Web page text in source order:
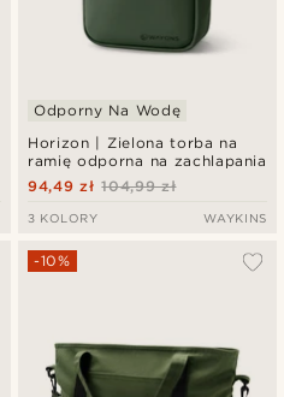
Horizon | Zielona torba na
ramię odporna na zachlapania
Odporny Na Wodę
104,99 zł
94,49 zł
3 KOLORY WAYKINS
-10%